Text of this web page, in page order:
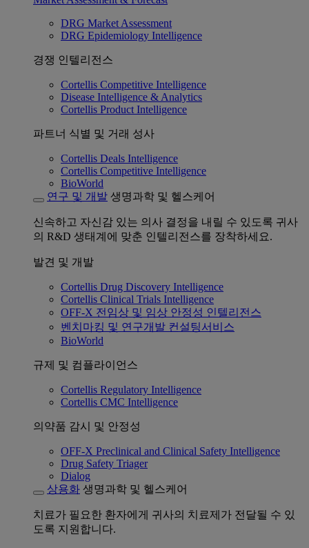
DRG Market Assessment
DRG Epidemiology Intelligence
경쟁 인텔리전스
Cortellis Competitive Intelligence
Disease Intelligence & Analytics
Cortellis Product Intelligence
파트너 식별 및 거래 성사
Cortellis Deals Intelligence
Cortellis Competitive Intelligence
BioWorld
연구 및 개발 생명과학 및 헬스케어
신속하고 자신감 있는 의사 결정을 내릴 수 있도록 귀사
의 R&D 생태계에 맞춘 인텔리전스를 장착하세요.
발견 및 개발
Cortellis Drug Discovery Intelligence
Cortellis Clinical Trials Intelligence
OFF-X 전임상 및 임상 안정성 인텔리전스
벤치마킹 및 연구개발 컨설팅서비스
BioWorld
규제 및 컴플라이언스
Cortellis Regulatory Intelligence
Cortellis CMC Intelligence
의약품 감시 및 안정성
OFF-X Preclinical and Clinical Safety Intelligence
Drug Safety Triager
Dialog
상용화 생명과학 및 헬스케어
치료가 필요한 환자에게 귀사의 치료제가 전달될 수 있
도록 지원합니다.